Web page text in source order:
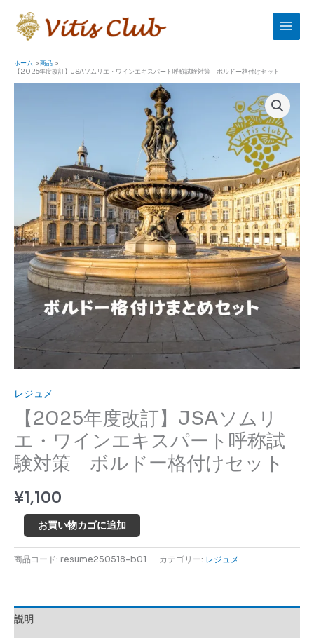
ホーム
商品
【2025年度改訂】JSAソムリエ・ワインエキスパート呼称試験対策 ボルドー格付けセット
レジュメ
【2025年度改訂】JSAソムリ
エ・ワインエキスパート呼称試
験対策 ボルドー格付けセット
¥1,100
リ
エ・
ワ
イ
ン
エ
キ
パ
ー
称
試
対
策
ル
ド
付
お買い物カゴに追加
商品コード: resume250518-b01 カテゴリー: レジュメ
説明